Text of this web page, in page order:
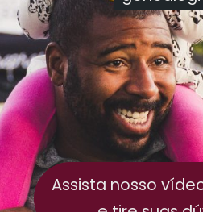
Assista nosso